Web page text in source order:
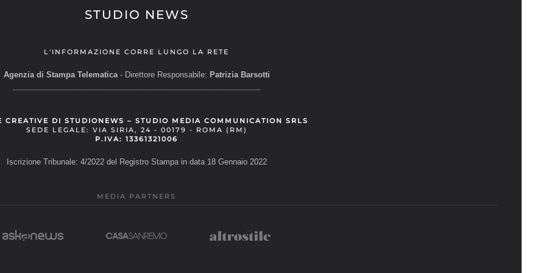
STUDIO NEWS
L'INFORMAZIONE CORRE LUNGO LA RETE
Agenzia di Stampa Telematica- Direttore Responsabile: Patrizia Barsotti
CREATIVE DI STUDIONEWS – STUDIO MEDIA COMMUNICATION SRLS
SEDE LEGALE: VIA SIRIA, 24 - 00179 - ROMA (RM)
P.IVA: 13361321006
Iscrizione Tribunale: 4/2022 del Registro Stampa in data 18 Gennaio 2022
MEDIA PARTNERS